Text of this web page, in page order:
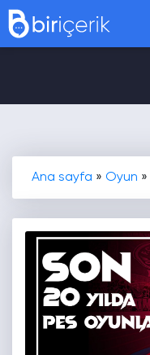
Ana sayfa » Oyun »